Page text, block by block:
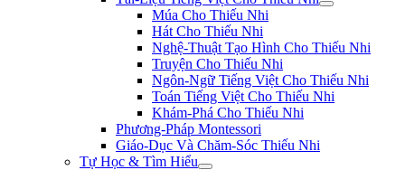
Múa Cho Thiếu Nhi
Hát Cho Thiếu Nhi
Nghệ-Thuật Tạo Hình Cho Thiếu Nhi
Truyện Cho Thiếu Nhi
Ngôn-Ngữ Tiếng Việt Cho Thiếu Nhi
Toán Tiếng Việt Cho Thiếu Nhi
Khám-Phá Cho Thiếu Nhi
Phương-Pháp Montessori
Giáo-Dục Và Chăm-Sóc Thiếu Nhi
Tự Học & Tìm Hiểu